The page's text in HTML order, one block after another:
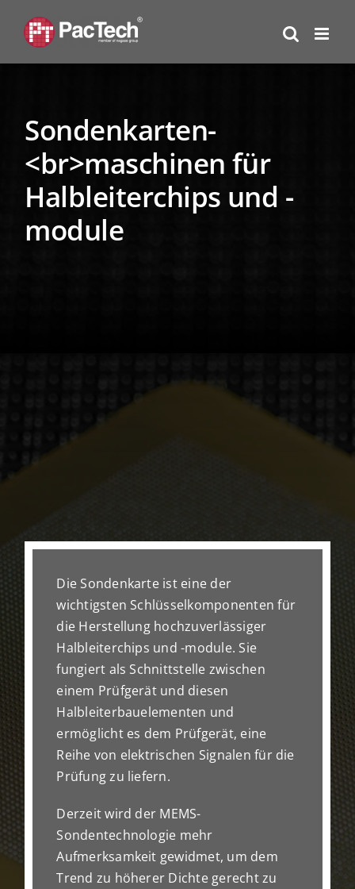
Inhalt
springen
Sondenkarten-
<br>maschinen für
Halbleiterchips und -
module
Die Sondenkarte ist eine der
wichtigsten Schlüsselkomponenten für
die Herstellung hochzuverlässiger
Halbleiterchips und -module. Sie
fungiert als Schnittstelle zwischen
einem Prüfgerät und diesen
Halbleiterbauelementen und
ermöglicht es dem Prüfgerät, eine
Reihe von elektrischen Signalen für die
Prüfung zu liefern.
Derzeit wird der MEMS-
Sondentechnologie mehr
Aufmerksamkeit gewidmet, um dem
Trend zu höherer Dichte gerecht zu